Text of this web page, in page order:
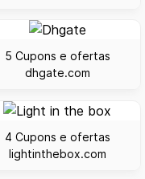
5 Cupons e ofertas
dhgate.com
4 Cupons e ofertas
lightinthebox.com